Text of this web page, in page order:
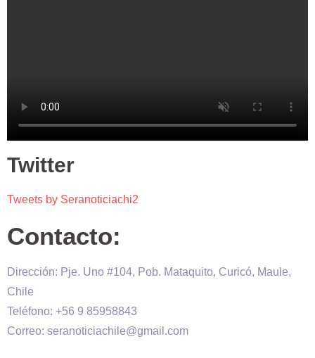
Twitter
Tweets by Seranoticiachi2
Contacto:
Dirección: Pje. Uno #104, Pob. Mataquito, Curicó, Maule,
Chile
Teléfono: +56 9 85958843
Correo: seranoticiachile@gmail.com